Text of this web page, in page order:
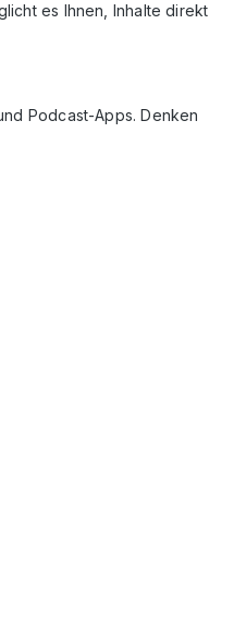
es Ihnen, Inhalte direkt
Podcast-Apps. Denken